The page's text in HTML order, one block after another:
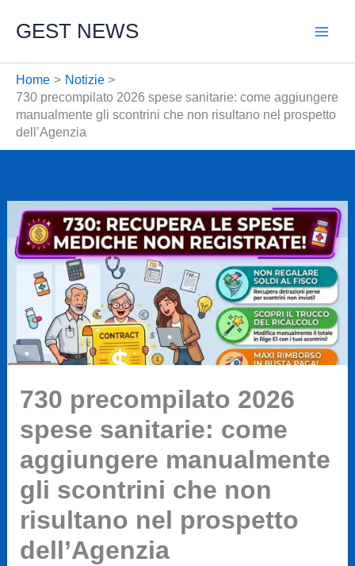
GEST NEWS
Home
Notizie
730 precompilato 2026 spese sanitarie: come aggiungere
manualmente gli scontrini che non risultano nel prospetto
dell’Agenzia
730 precompilato 2026
spese sanitarie: come
aggiungere manualmente
gli scontrini che non
risultano nel prospetto
dell’Agenzia